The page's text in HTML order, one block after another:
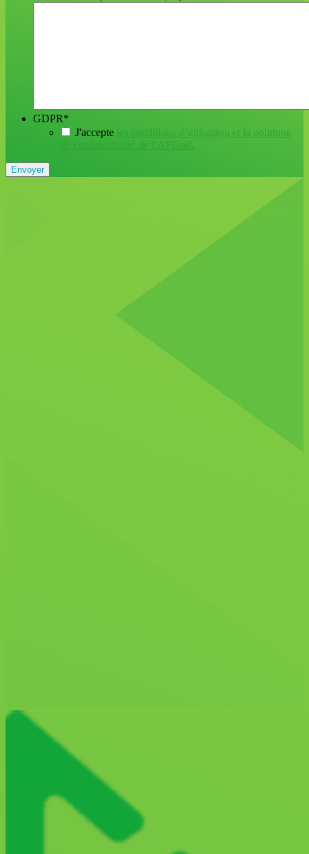
GDPR*
J'accepte les conditions d’utilisation et la politique
de confidentialité de l’AFGolf.
Envoyer